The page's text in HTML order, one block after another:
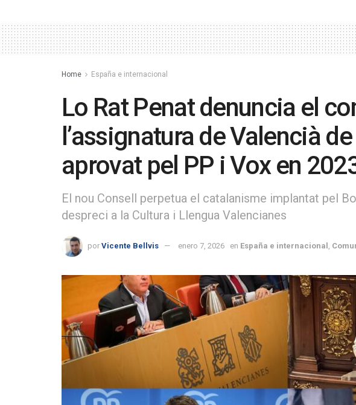
Home España e internacional
Lo Rat Penat denuncia el
l’assignatura de Valencià
aprovat pel PP i Vox en
El nou Consell perpetua el catalanisme implantat pel
despreci a la Cultura i Llengua Valencianes
por Vicente Bellvis enero 7, 2026 en España e internacional ,